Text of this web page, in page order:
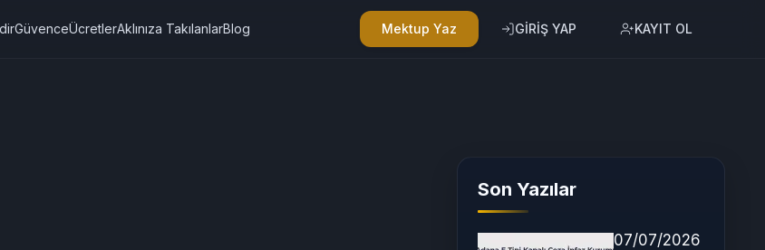
GüvenceÜcretlerAklınıza TakılanlarBlog Mektup Yaz GİRİŞ YAP KAYIT OL
Son Yazılar
07/07/2026